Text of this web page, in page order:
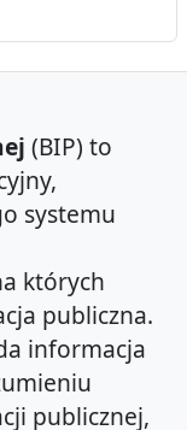
(BIP) to
systemu
których
publiczna.
informacja
publicznej,